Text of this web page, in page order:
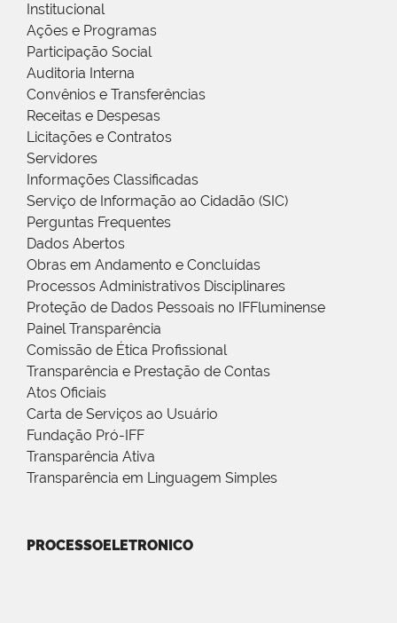
Institucional
Ações e Programas
Participação Social
Auditoria Interna
Convênios e Transferências
Receitas e Despesas
Licitações e Contratos
Servidores
Informações Classificadas
Serviço de Informação ao Cidadão (SIC)
Perguntas Frequentes
Dados Abertos
Obras em Andamento e Concluídas
Processos Administrativos Disciplinares
Proteção de Dados Pessoais no IFFluminense
Painel Transparência
Comissão de Ética Profissional
Transparência e Prestação de Contas
Atos Oficiais
Carta de Serviços ao Usuário
Fundação Pró-IFF
Transparência Ativa
Transparência em Linguagem Simples
PROCESSOELETRONICO